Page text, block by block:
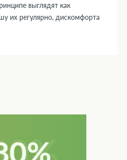
выглядят как
их регулярно, дискомфорта